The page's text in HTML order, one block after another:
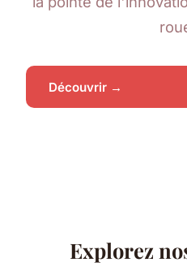
Découvrir →
Explorez